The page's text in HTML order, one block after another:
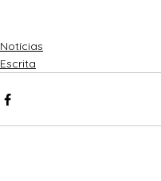
Notícias
Escrita